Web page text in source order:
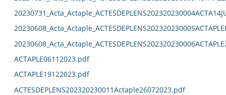
ACTAPLE06112023.pdf
ACTAPLE19122023.pdf
ACTESDEPLENS202320230011Actaple26072023.pdf